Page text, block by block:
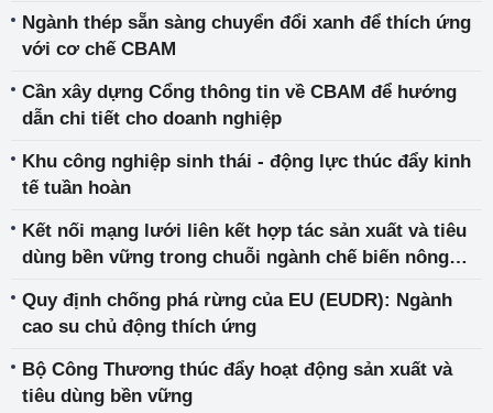
Ngành thép sẵn sàng chuyển đổi xanh để thích ứng
với cơ chế CBAM
Cần xây dựng Cổng thông tin về CBAM để hướng
dẫn chi tiết cho doanh nghiệp
Khu công nghiệp sinh thái - động lực thúc đẩy kinh
tế tuần hoàn
Kết nối mạng lưới liên kết hợp tác sản xuất và tiêu
dùng bền vững trong chuỗi ngành chế biến nông
Quy định chống phá rừng của EU (EUDR): Ngành
cao su chủ động thích ứng
Bộ Công Thương thúc đẩy hoạt động sản xuất và
tiêu dùng bền vững